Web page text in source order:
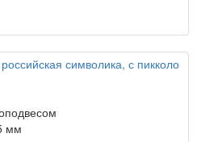
символика, с пикколо
мм